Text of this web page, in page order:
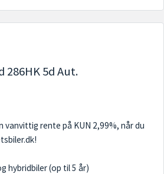
286HK 5d Aut.
vanvittig rente på KUN 2,99%, når du
hybridbiler (op til 5 år)